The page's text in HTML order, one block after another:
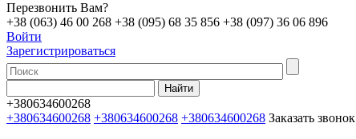
Перезвонить Вам?
+38 (063) 46 00 268 +38 (095) 68 35 856 +38 (097) 36 06 896
Войти
Зарегистрироваться
+380634600268
+380634600268 +380634600268 +380634600268 Заказать звонок